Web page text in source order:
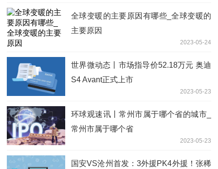
全球变暖的主要原因有哪些_全球变暖的
主要原因
2023-05-24
世界微动态丨市场指导价52.18万元 奥迪
S4 Avant正式上市
2023-05-23
环球观速讯丨常州市属于哪个省的城市_
常州市属于哪个省
2023-05-23
国安VS沧州首发：3外援PK4外援！张稀